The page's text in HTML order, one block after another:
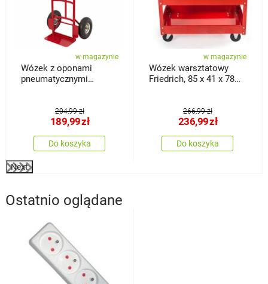
w magazynie
Wózek z oponami
pneumatycznymi
204,99 zł
189,99zł
Do koszyka
w magazynie
Wózek warsztatowy
Friedrich, 85 x 41 x 78
266,99 zł
236,99zł
Do koszyka
Next
Ostatnio oglądane